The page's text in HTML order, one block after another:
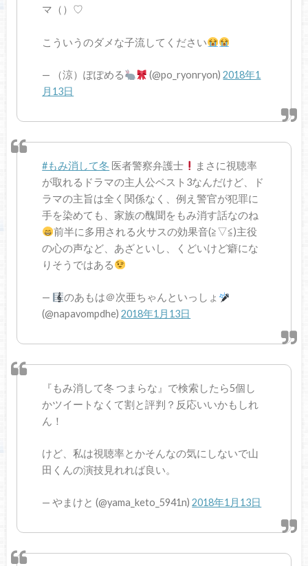
マ（）♡
こういうのダメな子流してください
— （涼）ぽぽめる (@po_ryonryon)2018年1
月13日
#もみ消して冬 医者警察弁護士
まさに視聴率
が取れるドラマの主人公ベスト3なんだけど、ド
ラマの主旨は全く関係なく、例え警官が犯罪に
手を染めても、家族の醜聞をもみ消す話なのね
前半に多用される火サスの効果音(≧▽≦)主役
の心の声など、あざといし、くどいけど癖にな
りそうではある
—
のあもは＠次亜ちゃんといっしょ
(@napavompdhe)2018年1月13日
『もみ消して冬 つまらな』で検索したら5個し
かツイートなくて割と評判？反応いいかもしれ
ん！
けど、私は視聴率とかそんなの気にしないで山
田くんの演技見れれば良い。
— やまけと (@yama_keto_5941n)2018年1月13日